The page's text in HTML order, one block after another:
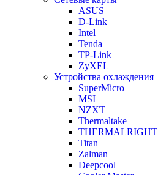
ASUS
D-Link
Intel
Tenda
TP-Link
ZyXEL
Устройства охлаждения
SuperMicro
MSI
NZXT
Thermaltake
THERMALRIGHT
Titan
Zalman
Deepcool